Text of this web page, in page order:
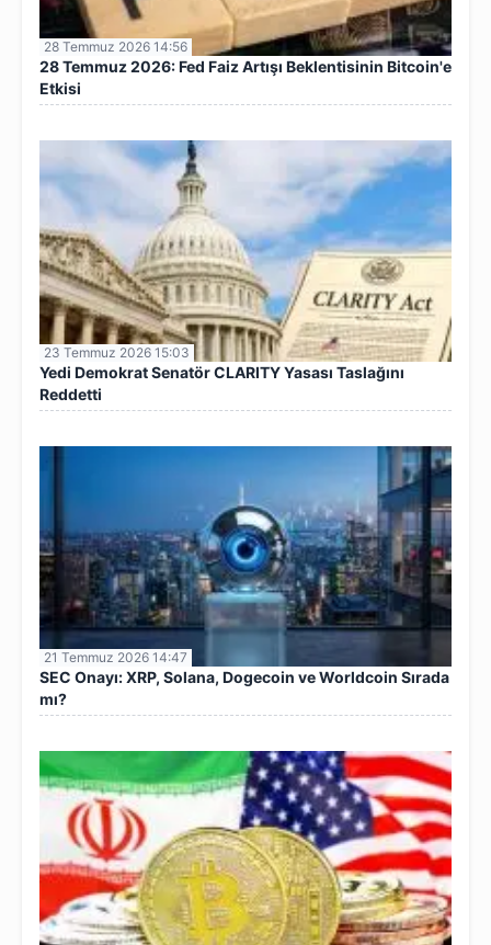
28 Temmuz 2026 14:56
28 Temmuz 2026: Fed Faiz Artışı Beklentisinin Bitcoin'e
Etkisi
23 Temmuz 2026 15:03
Yedi Demokrat Senatör CLARITY Yasası Taslağını
Reddetti
21 Temmuz 2026 14:47
SEC Onayı: XRP, Solana, Dogecoin ve Worldcoin Sırada
mı?